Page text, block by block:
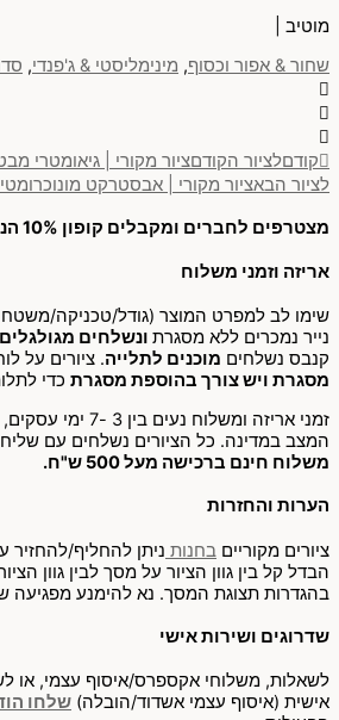
מוטיב |
שחור & אפור וכסוף, מינימליסטי & ג'פנדי,
קודםלציור הקודםציור מקורי | גיאומטרי
לציור הבאציור מקורי | אבסטרקט
מצטרפים לחברים ומקבלים קופון 10% הנחה ברכישה ראשונה
אריזה וזמני משלוח
שימו לב למפרט המוצר (גודל/טכניקה/משטח
נייר נמכרים ללא מסגרת ונשלחים
קנבס נשלחים מוכנים לתלייה. ציורים על
מסגרת ויש צורך בהוספת מסגרת כדי
זמני אריזה ומשלוח
המצב במדינה. כל הציורים נשלחים עם
משלוח חינם ברכישה מעל 500 ש"ח.
הערות והחזרות
ציורים מקוריים בחנות
הבדל קל בין גוון הציור על מסך לבין גוון
בהגדרות תצוגת המסך. נא להימנע מפגיעה
שדרוגים ושירות אישי
לשאלות, משלוחי אקספרס/איסוף עצמי, או
אישית (איסוף עצמי אשדוד/הובלה) שלחו